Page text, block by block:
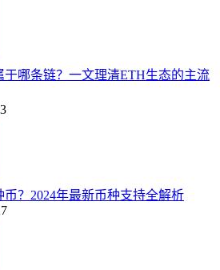
于哪条链？一文理清ETH生态的主流
币？2024年最新币种支持全解析